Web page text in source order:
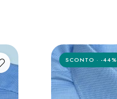
SCONTO · -44%